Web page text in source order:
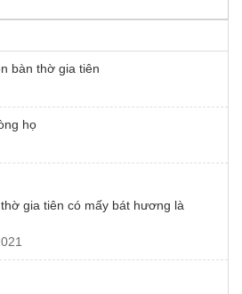
bàn thờ gia tiên
họ
gia tiên có mấy bát hương là